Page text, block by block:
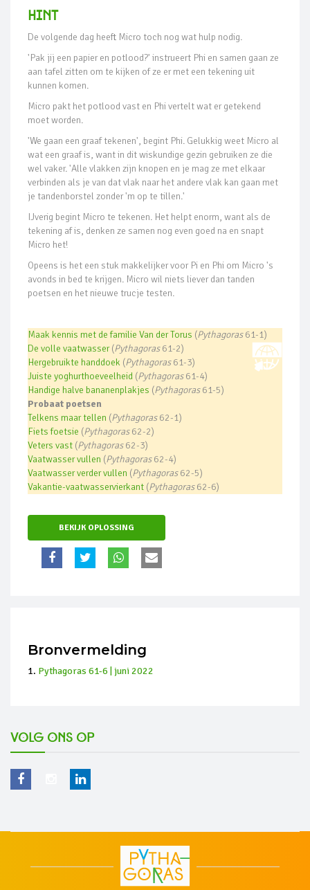
Hint
De volgende dag heeft Micro toch nog wat hulp nodig.
'Pak jij een papier en potlood?' instrueert Phi en samen gaan ze
aan tafel zitten om te kijken of ze er met een tekening uit
kunnen komen.
Micro pakt het potlood vast en Phi vertelt wat er getekend
moet worden.
'We gaan een graaf tekenen', begint Phi. Gelukkig weet Micro al
wat een graaf is, want in dit wiskundige gezin gebruiken ze die
wel vaker. 'Alle vlakken zijn knopen en je mag ze met elkaar
verbinden als je van dat vlak naar het andere vlak kan gaan met
je tandenborstel zonder 'm op te tillen.'
IJverig begint Micro te tekenen. Het helpt enorm, want als de
tekening af is, denken ze samen nog even goed na en snapt
Micro het!
Opeens is het een stuk makkelijker voor Pi en Phi om Micro 's
avonds in bed te krijgen. Micro wil niets liever dan tanden
poetsen en het nieuwe trucje testen.
Maak kennis met de familie Van der Torus (Pythagoras61-1)
De volle vaatwasser(Pythagoras61-2)
Hergebruikte handdoek (Pythagoras61-3)
Juiste yoghurthoeveelheid (Pythagoras61-4)
Handige halve bananenplakjes (Pythagoras61-5)
Probaat poetsen
Telkens maar tellen (Pythagoras62-1)
Fiets foetsie (Pythagoras62-2)
Veters vast (Pythagoras62-3)
Vaatwasser vullen (Pythagoras62-4)
Vaatwasser verder vullen (Pythagoras62-5)
Vakantie-vaatwasservierkant (Pythagoras62-6)
BEKIJK OPLOSSING
Bronvermelding
Pythagoras 61-6 | juni 2022
Volg ons op